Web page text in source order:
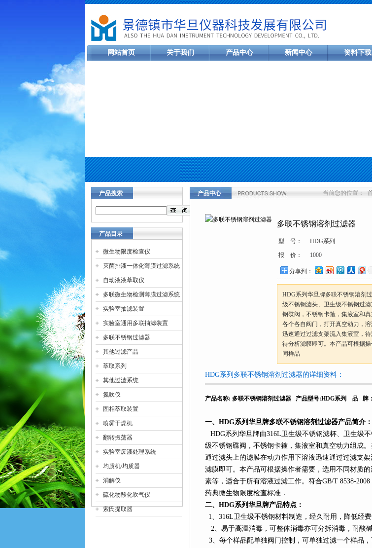
网站首页 关于我们 产品中心 新闻中心 资料下载
产品搜索
产品目录
微生物限度检查仪
灭菌排液一体化薄膜过滤系统
自动液液萃取仪
多联微生物检测薄膜过滤系统
实验室抽滤装置
实验室通用多联抽滤装置
多联不锈钢过滤器
其他过滤产品
萃取系列
其他过滤系统
氮吹仪
固相萃取装置
喷雾干燥机
翻转振荡器
实验室废液处理系统
均质机/均质器
消解仪
硫化物酸化吹气仪
索氏提取器
产品中心 当前您的位置：
多联不锈钢溶剂过滤器
型 号：
HDG系列
报 价：
1000
分享到：
HDG系列华旦牌多联不锈钢溶剂
级不锈钢滤头、卫生级不锈钢过
钢碟阀，不锈钢卡箍，集液室和
各个各自阀门，打开真空动力，
迅速通过过滤支架流入集液室，
待分析滤膜即可。本产品可根据
同样品
HDG系列多联不锈钢溶剂过滤器的详细资料：
产品名称: 多联不锈钢溶剂过滤器 产品型号:HDG系列 品 牌
一、 HDG系列 华旦牌多联不锈钢溶剂过滤器产品简介：
HDG系列 华旦牌由316L卫生级不锈钢滤杯、卫生级
级不锈钢碟阀，不锈钢卡箍，集液室和真空动力组成
通过滤头上的滤膜在动力作用下溶液迅速通过过滤支
滤膜即可。本产品可根据操作者需要，选用不同材质
素等，适合于所有溶液过滤工作。符合GB/T 8538-
药典微生物限度检查标准．
二、 HDG系列 华旦牌产品特点：
1、 316L卫生级不锈钢材料制造，经久耐用，降低经费
2、易于高温消毒，可整体消毒亦可分拆消毒，耐酸碱
3、每个样品配单独阀门控制，可单独过滤一个样品